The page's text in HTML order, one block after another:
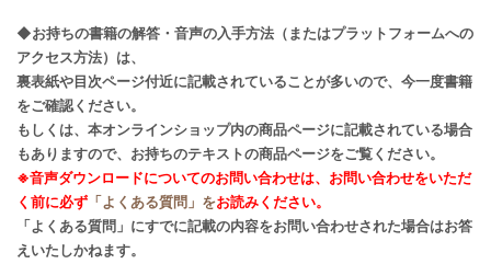
◆お持ちの書籍の解答・音声の入手方法（またはプラットフォームへの
アクセス方法）は、
裏表紙や目次ページ付近に記載されていることが多いので、今一度書籍
をご確認ください。
もしくは、本オンラインショップ内の商品ページに記載されている場合
もありますので、お持ちのテキストの商品ページをご覧ください。
※音声ダウンロードについてのお問い合わせは、お問い合わせをいただ
く前に必ず 「よくある質問」をお読みください。
「よくある質問」にすでに記載の内容をお問い合わせされた場合はお答
えいたしかねます。